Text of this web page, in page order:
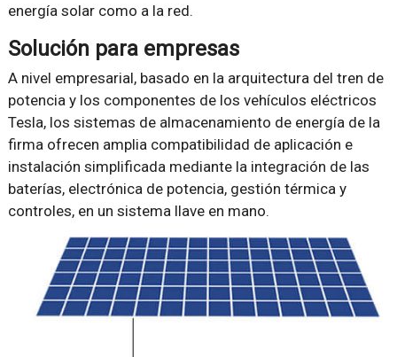
energía solar como a la red.
Solución para empresas
A nivel empresarial, basado en la arquitectura del tren de
potencia y los componentes de los vehículos eléctricos
Tesla, los sistemas de almacenamiento de energía de la
firma ofrecen amplia compatibilidad de aplicación e
instalación simplificada mediante la integración de las
baterías, electrónica de potencia, gestión térmica y
controles, en un sistema llave en mano.